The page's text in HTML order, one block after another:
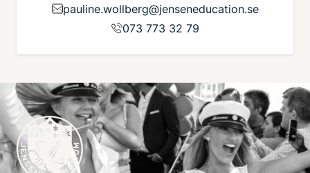
pauline.wollberg@jenseneducation.se
073 773 32 79